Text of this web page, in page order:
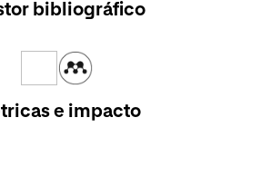
bibliográfico
e impacto